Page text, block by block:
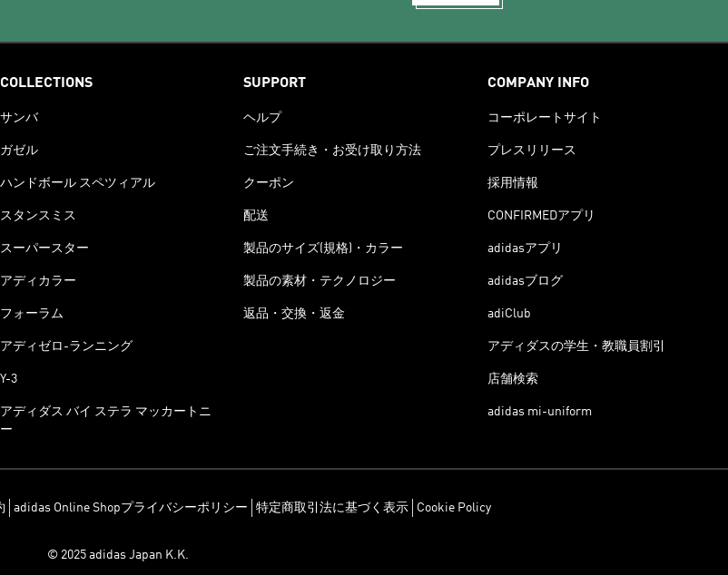
COLLECTIONS
サンバ
ガゼル
ハンドボール スペツィアル
スタンスミス
スーパースター
アディカラー
フォーラム
アディゼロ-ランニング
Y-3
アディダス バイ ステラ マッカートニ
ー
SUPPORT
ヘルプ
ご注文手続き・お受け取り方法
クーポン
配送
製品のサイズ(規格)・カラー
製品の素材・テクノロジー
返品・交換・返金
COMPANY INFO
コーポレートサイト
プレスリリース
採用情報
CONFIRMEDアプリ
adidasアプリ
adidasブログ
adiClub
アディダスの学生・教職員割引
店舗検索
adidas mi-uniform
adidas Online Shopプライバシーポリシー 特定商取引法に基づく表示 Cookie Policy
© 2025 adidas Japan K.K.